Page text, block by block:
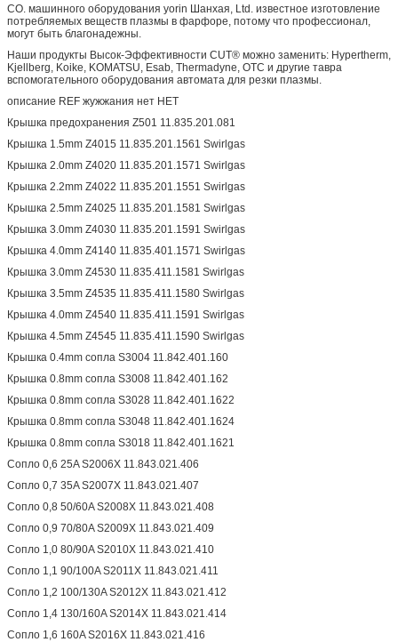
CO. машинного оборудования yorin Шанхая, Ltd. известное изготовление
потребляемых веществ плазмы в фарфоре, потому что профессионал,
могут быть благонадежны.
Наши продукты Высок-Эффективности CUT® можно заменить: Hypertherm,
Kjellberg, Koike, KOMATSU, Esab, Thermadyne, OTC и другие тавра
вспомогательного оборудования автомата для резки плазмы.
описание REF жужжания нет НЕТ
Крышка предохранения Z501 11.835.201.081
Крышка 1.5mm Z4015 11.835.201.1561 Swirlgas
Крышка 2.0mm Z4020 11.835.201.1571 Swirlgas
Крышка 2.2mm Z4022 11.835.201.1551 Swirlgas
Крышка 2.5mm Z4025 11.835.201.1581 Swirlgas
Крышка 3.0mm Z4030 11.835.201.1591 Swirlgas
Крышка 4.0mm Z4140 11.835.401.1571 Swirlgas
Крышка 3.0mm Z4530 11.835.411.1581 Swirlgas
Крышка 3.5mm Z4535 11.835.411.1580 Swirlgas
Крышка 4.0mm Z4540 11.835.411.1591 Swirlgas
Крышка 4.5mm Z4545 11.835.411.1590 Swirlgas
Крышка 0.4mm сопла S3004 11.842.401.160
Крышка 0.8mm сопла S3008 11.842.401.162
Крышка 0.8mm сопла S3028 11.842.401.1622
Крышка 0.8mm сопла S3048 11.842.401.1624
Крышка 0.8mm сопла S3018 11.842.401.1621
Сопло 0,6 25A S2006X 11.843.021.406
Сопло 0,7 35A S2007X 11.843.021.407
Сопло 0,8 50/60A S2008X 11.843.021.408
Сопло 0,9 70/80A S2009X 11.843.021.409
Сопло 1,0 80/90A S2010X 11.843.021.410
Сопло 1,1 90/100A S2011X 11.843.021.411
Сопло 1,2 100/130A S2012X 11.843.021.412
Сопло 1,4 130/160A S2014X 11.843.021.414
Сопло 1,6 160A S2016X 11.843.021.416